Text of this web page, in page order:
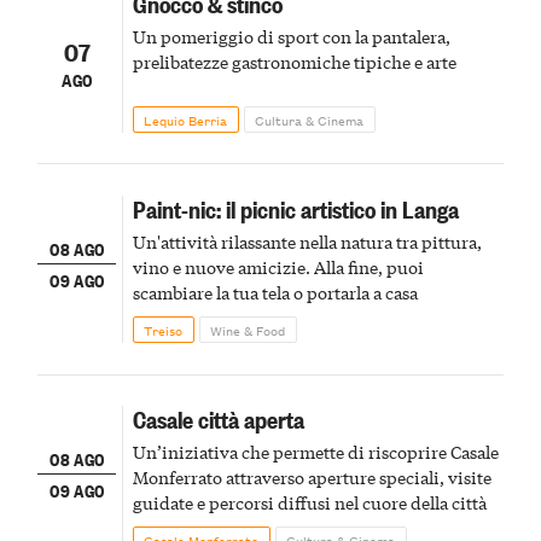
07
AGO
Un pomeriggio di sport con la pantalera,
prelibatezze gastronomiche tipiche e arte
Lequio Berria Cultura & Cinema
08 AGO
09 AGO
Paint-nic: il picnic artistico in Langa
Un'attività rilassante nella natura tra pittura,
vino e nuove amicizie. Alla fine, puoi
scambiare la tua tela o portarla a casa
Treiso Wine & Food
08 AGO
09 AGO
Casale città aperta
Un’iniziativa che permette di riscoprire Casale
Monferrato attraverso aperture speciali, visite
guidate e percorsi diffusi nel cuore della città